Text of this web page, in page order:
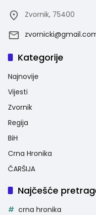
Zvornik, 75400
Kategorije
Najnovije
Vijesti
Zvornik
Regija
BiH
Crna Hronika
ČARŠIJA
Najčešće
crna hronika